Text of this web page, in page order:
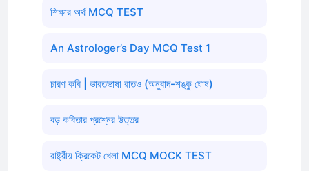
শিক্ষার অর্থ MCQ TEST
An Astrologer’s Day MCQ Test 1
চারণ কবি | ভারতভাষা রাতও (অনুবাদ-শঙ্কু ঘোষ)
বড় কবিতার প্রশ্নের উত্তর
রাষ্ট্রীয় ক্রিকেট খেলা MCQ MOCK TEST